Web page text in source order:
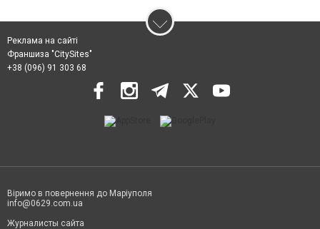
Реклама на сайті
Франшиза "CitySites"
+38 (096) 91 303 68
Віримо в повернення до Маріуполя
info@0629.com.ua
Журналисты сайта